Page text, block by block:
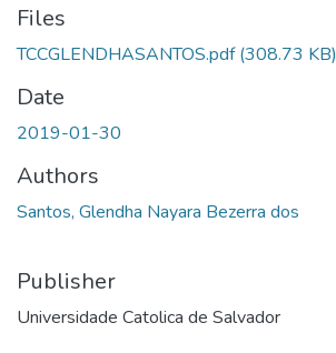
Files
TCCGLENDHASANTOS.pdf(308.73 KB)
Date
2019-01-30
Authors
Santos, Glendha Nayara Bezerra dos
Publisher
Universidade Catolica de Salvador